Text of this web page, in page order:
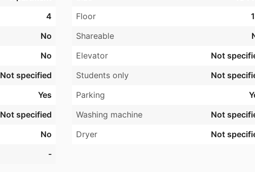
4 Floor
No Shareable
No Elevator
Not
Not specified Students only
Not
Yes Parking
Not specified Washing machine
Not
No Dryer
Not
-